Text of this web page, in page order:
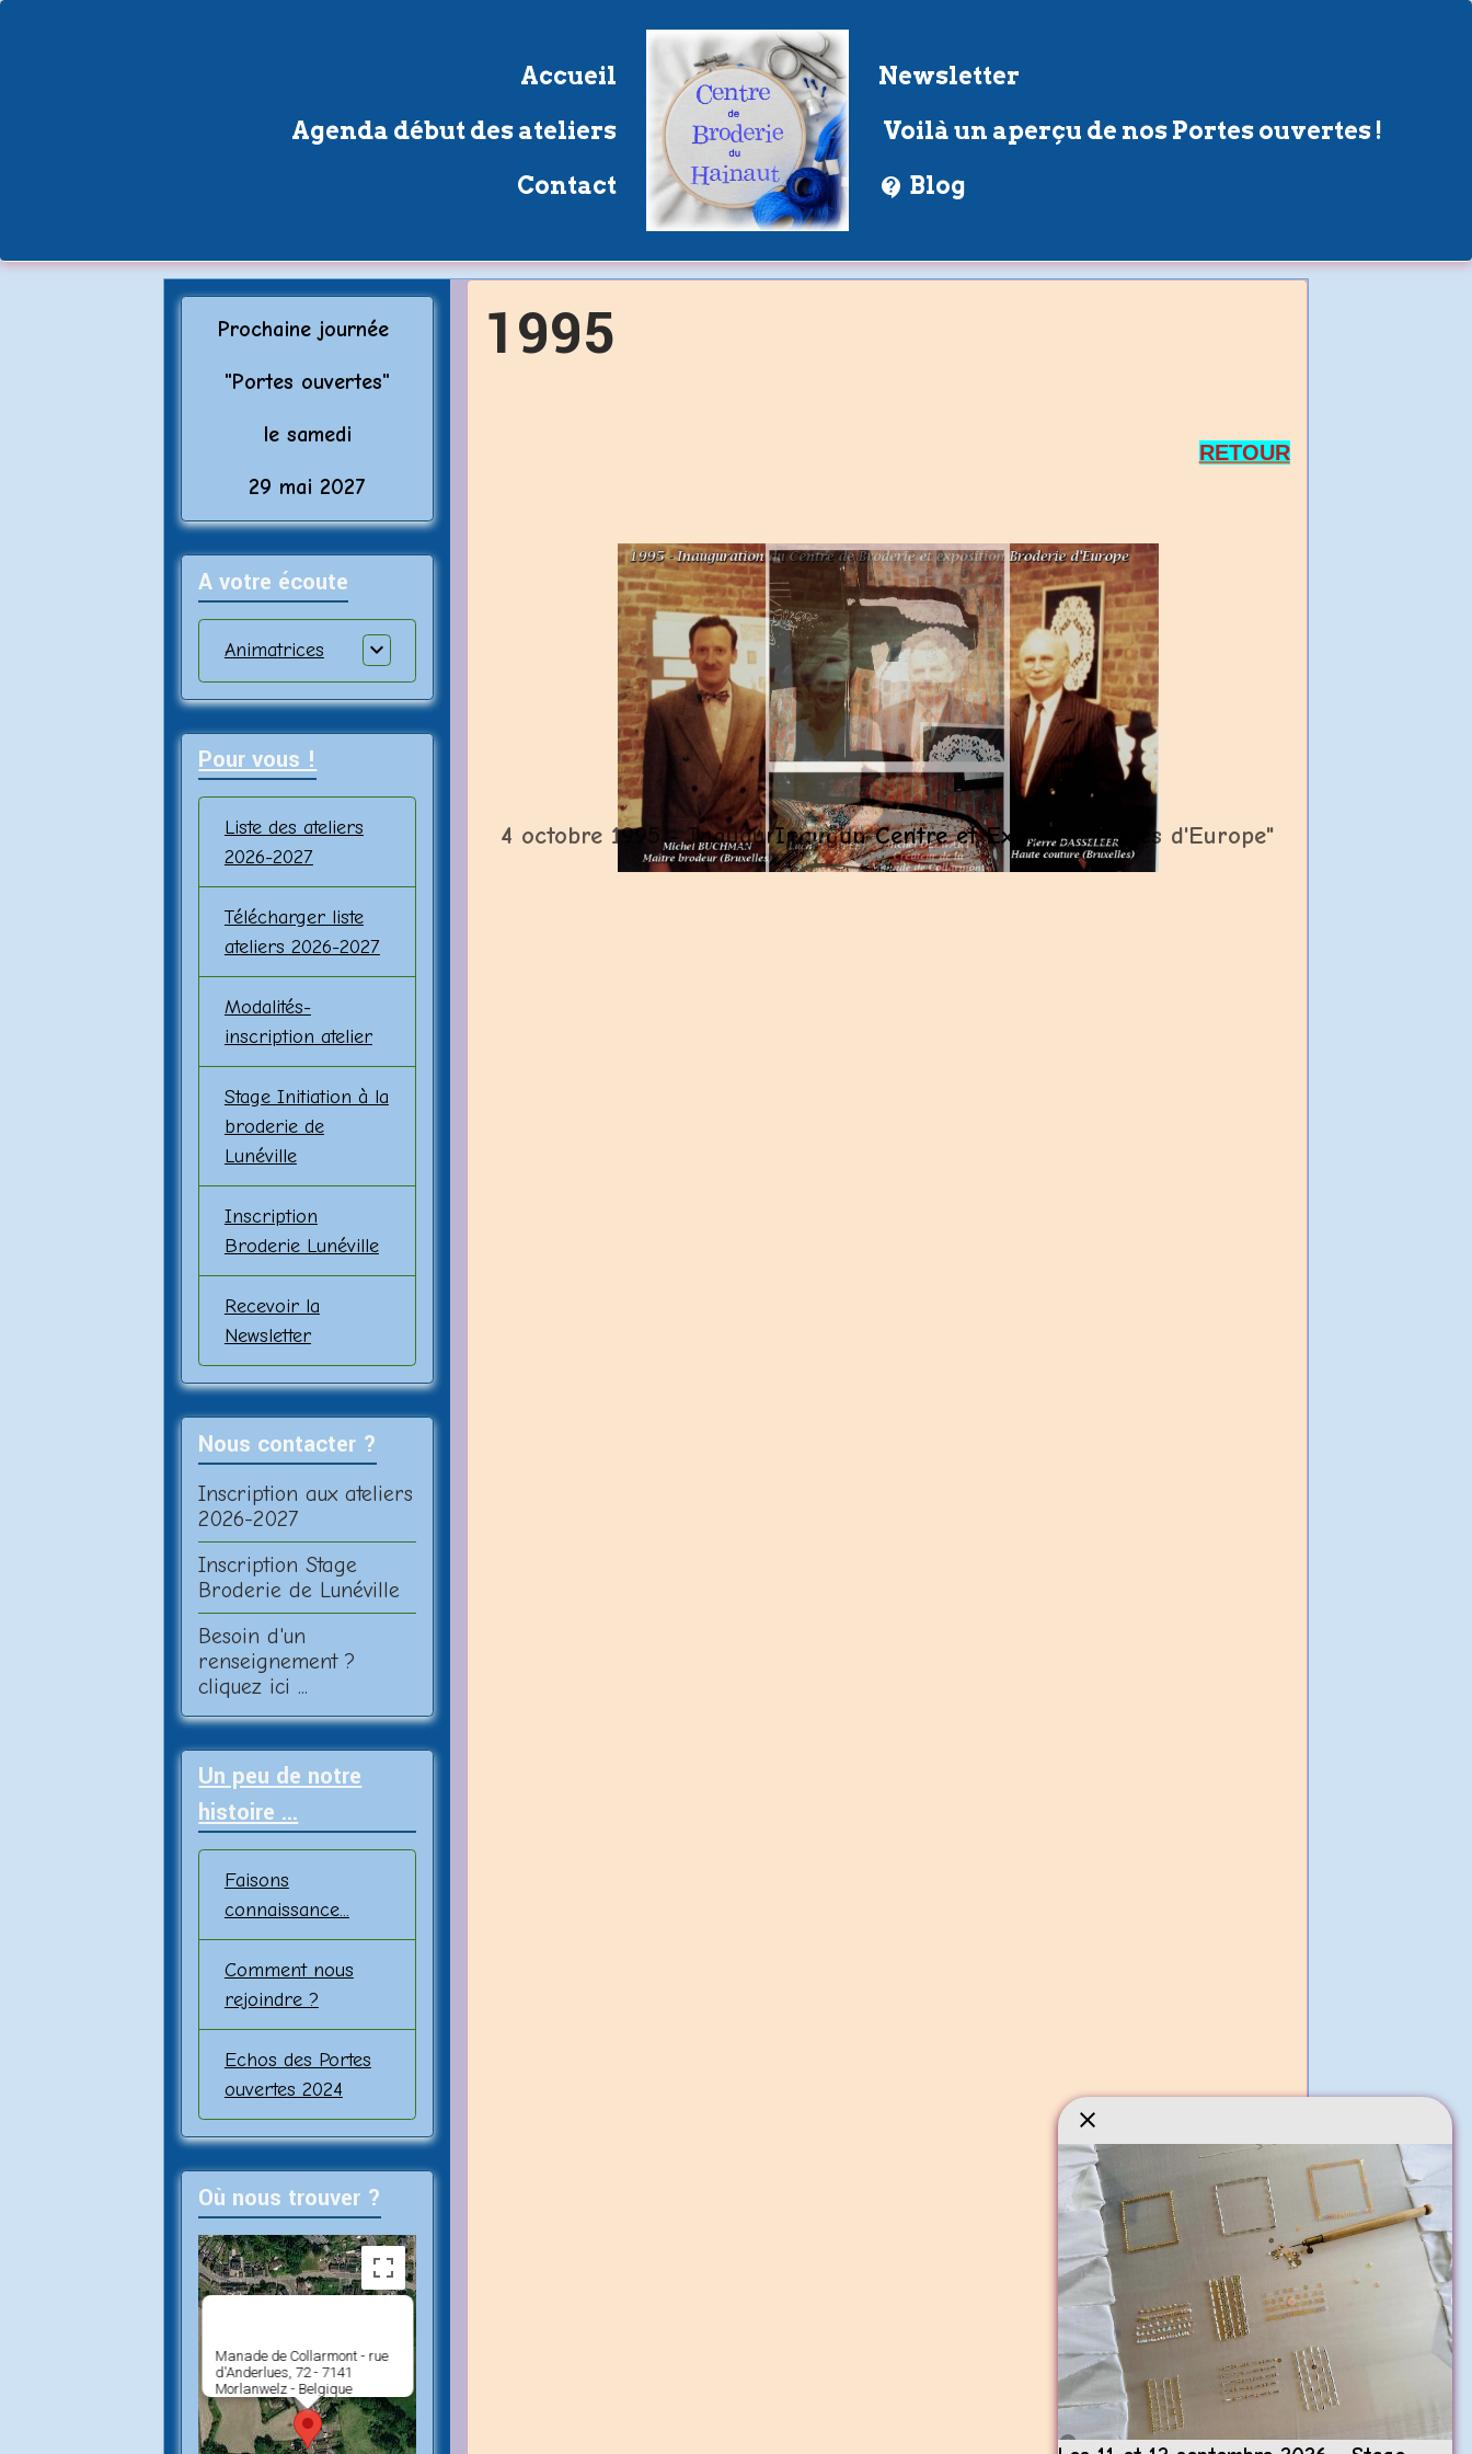
Accueil
Agenda début des ateliers
Contact
Newsletter
Voilà un aperçu de nos Portes ouvertes !
Blog
1995
RETOUR
4 octobre 1995 - Inauguration du Centre et Expo "Broderies d'Europe"
Prochaine journée
"Portes ouvertes"
le samedi
29 mai 2027
A votre écoute
Animatrices
Pour vous !
Liste des ateliers
2026-2027
Télécharger liste
ateliers 2026-2027
Modalités-
inscription atelier
Stage Initiation à la
broderie de
Lunéville
Inscription
Broderie Lunéville
Recevoir la
Newsletter
Nous contacter ?
Inscription aux ateliers
2026-2027
Inscription Stage
Broderie de Lunéville
Besoin d'un
renseignement ?
cliquez ici ...
Un peu de notre
histoire ...
Faisons
connaissance...
Comment nous
rejoindre ?
Echos des Portes
ouvertes 2024
Où nous trouver ?
Manade de Collarmont - rue
d'Anderlues, 72 - 7141
Morlanwelz - Belgique